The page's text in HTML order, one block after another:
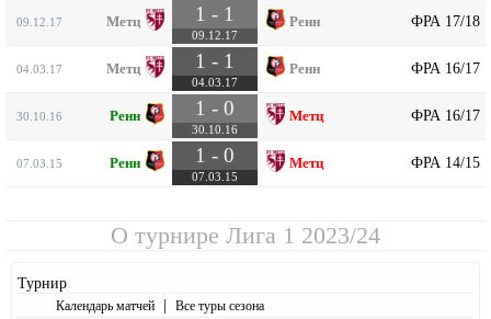
09.12.17 Метц 1 - 1
09.12.17
Ренн ФРА 17/18
04.03.17 Метц 1 - 1
04.03.17
Ренн ФРА 16/17
30.10.16 Ренн 1 - 0
30.10.16
Метц ФРА 16/17
07.03.15 Ренн 1 - 0
07.03.15
Метц ФРА 14/15
О турнире Лига 1 2023/24
Турнир
Календарь матчей | Все туры сезона